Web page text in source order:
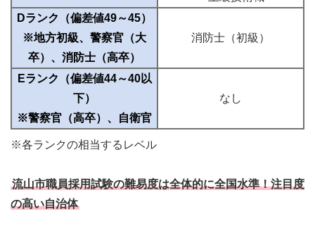
Dランク（偏差値49～45）
※地方初級、警察官（大
卒）、消防士（高卒）
消防士（初級）
Eランク（偏差値44～40以
下）
※警察官（高卒）、自衛官
なし
※各ランクの相当するレベル
流山市職員採用試験の難易度は全体的に全国水準！注目度
の高い自治体